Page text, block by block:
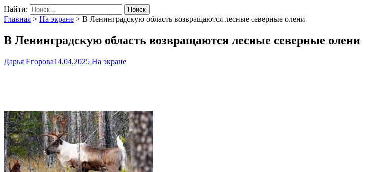
Найти:
Главная > На экране > В Ленинградскую область возвращаются лесные северные олени
В Ленинградскую область возвращаются лесные северные олени
Дарья Егорова14.04.2025 На экране